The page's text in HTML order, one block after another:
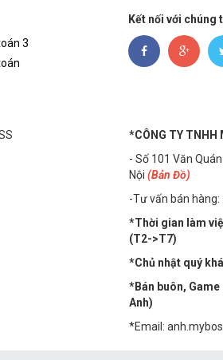
Kết nối với chúng
*CÔNG TY TNHH
- Số 101 Văn
Nội (Bản Đồ)
-Tư vấn bán hàng:
*Thời gian làm
(T2->T7)
*Chủ nhật quý
*Bán buôn, Game
Anh)
*Email: